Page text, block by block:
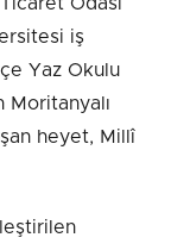
Odası
iş
Yaz Okulu
Moritanyalı
heyet, Millî